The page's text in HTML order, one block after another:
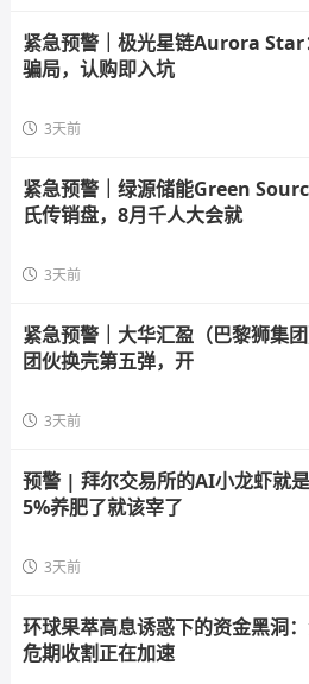
紧急预警｜极光星链Aurora
骗局，认购即入坑
3天前
紧急预警｜绿源储能Green
氏传销盘，8月千人大会就
3天前
紧急预警｜大华汇盈（巴黎狮集
团伙换壳第五弹，开
3天前
预警 | 拜尔交易所的AI小龙虾就
5%养肥了就该宰了
3天前
环球果萃高息诱惑下的资金黑洞
危期收割正在加速